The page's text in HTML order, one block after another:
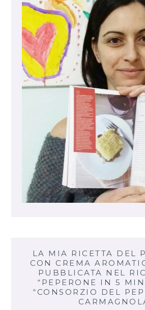
LA MIA RICETTA DEL
CON CREMA
PUBBLICATA NEL
“PEPERONE IN 5
“CONSORZIO DEL